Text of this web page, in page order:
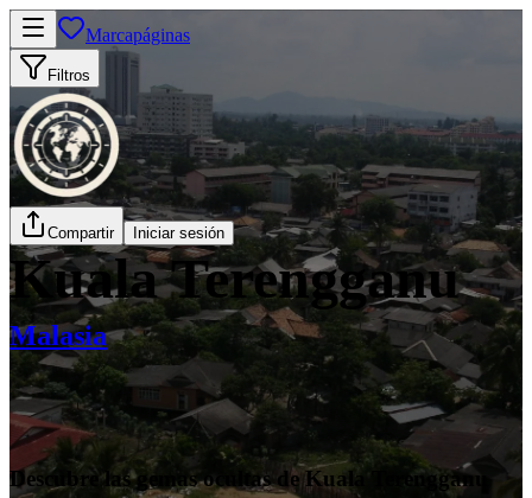
Marcapáginas
Filtros
Compartir Iniciar sesión
Kuala Terengganu
Malasia
Descubre las gemas ocultas de Kuala Terengganu